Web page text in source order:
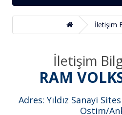
İletişim
İletişim
RAM
Adres: Yıldız Sanayi
Ostim/